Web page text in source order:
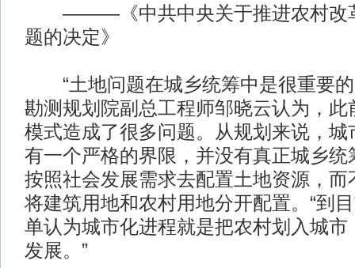
———《中共中央关于推进农村改
题的决定》
“土地问题在城乡统筹中是很重要的
勘测规划院副总工程师邹晓云认为，此
模式造成了很多问题。从规划来说，城
有一个严格的界限，并没有真正城乡统
按照社会发展需求去配置土地资源，而
将建筑用地和农村用地分开配置。“到
单认为城市化进程就是把农村划入城市
发展。”